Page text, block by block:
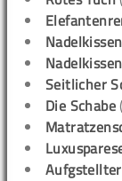
Seitlicher
Die Schabe